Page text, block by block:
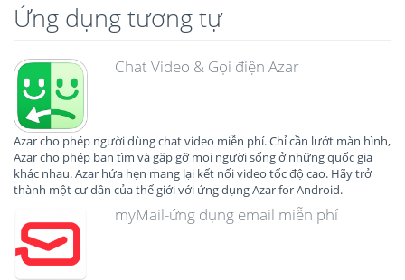
Ứng dụng tương tự
Chat Video & Gọi điện Azar
Azar cho phép người dùng chat video miễn phí. Chỉ cần lướt màn hình,
Azar cho phép bạn tìm và gặp gỡ mọi người sống ở những quốc gia
khác nhau. Azar hứa hẹn mang lại kết nối video tốc độ cao. Hãy trở
thành một cư dân của thế giới với ứng dụng Azar for Android.
myMail-ứng dụng email miễn phí